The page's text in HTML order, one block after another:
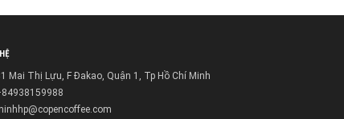
Mai Thị Lựu, F Đakao, Quận 1, Tp Hồ Chí Minh